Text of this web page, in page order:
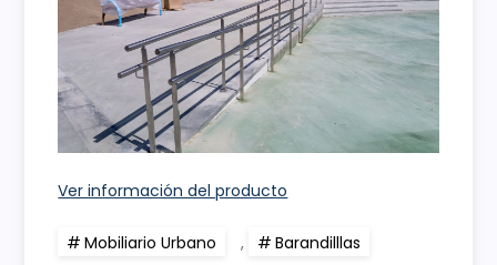
Ver información del producto
Mobiliario Urbano , Barandilllas